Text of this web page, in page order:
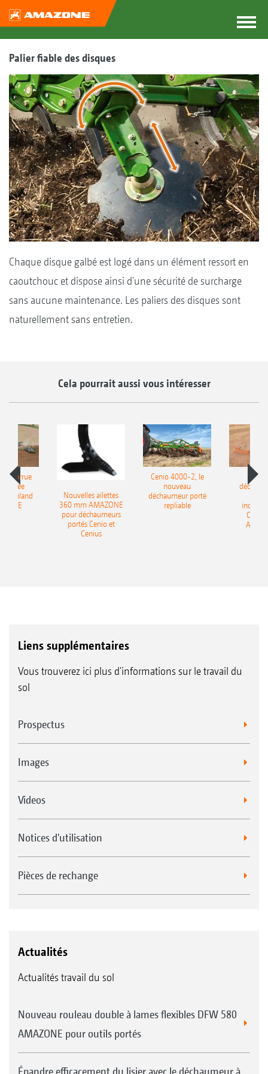
Palier fiable des disques
Chaque disque galbé est logé dans un élément ressort en
caoutchouc et dispose ainsi d'une sécurité de surcharge
sans aucune maintenance. Les paliers des disques sont
naturellement sans entretien.
Cela pourrait aussi vous intéresser
charrue
portée
Onland
Nouvelles ailettes
360 mm AMAZONE
pour déchaumeurs
portés Cenio et
Cenius
Cenio 4000-2, le
nouveau
déchaumeur porté
repliable
Liens supplémentaires
Vous trouverez ici plus d'informations sur le travail du
sol
Prospectus
Images
Videos
Notices d'utilisation
Pièces de rechange
Actualités
Actualités travail du sol
Nouveau rouleau double à lames flexibles DFW 580
AMAZONE pour outils portés
Épandre efficacement du lisier avec le déchaumeur à